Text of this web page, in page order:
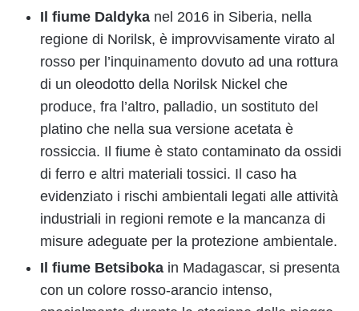
Il fiume Daldyka nel 2016 in Siberia, nella
regione di Norilsk, è improvvisamente virato al
rosso per l’inquinamento dovuto ad una rottura
di un oleodotto della Norilsk Nickel che
produce, fra l’altro, palladio, un sostituto del
platino che nella sua versione acetata è
rossiccia. Il fiume è stato contaminato da ossidi
di ferro e altri materiali tossici. Il caso ha
evidenziato i rischi ambientali legati alle attività
industriali in regioni remote e la mancanza di
misure adeguate per la protezione ambientale.
Il fiume Betsiboka in Madagascar, si presenta
con un colore rosso-arancio intenso,